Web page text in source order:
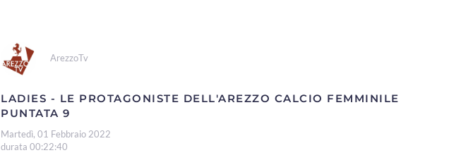
ArezzoTv
LADIES - LE PROTAGONISTE DELL'AREZZO CALCIO FEMMINILE
PUNTATA 9
Martedì, 01 Febbraio 2022
durata 00:22:40